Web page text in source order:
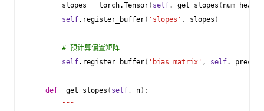
slopes = torch.Tensor( self. _get_slopes ( num_heads
self. register_buffer( 'slopes' , slopes )
# 预计算偏置矩阵
self. register_buffer( 'bias_matrix' , self.
def _get_slopes ( self, n):
"""